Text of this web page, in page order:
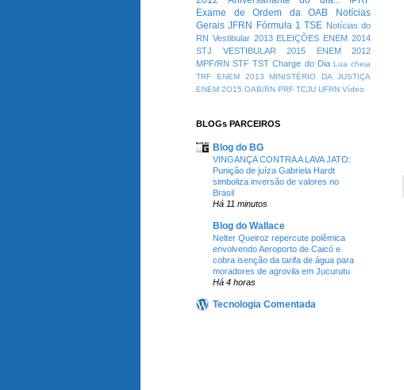
Exame de Ordem da OAB
Notícias
Gerais JFRN Fórmula 1 TSE Notícias do
RN Vestibular 2013 ELEIÇÕES ENEM 2014
STJ
VESTIBULAR 2015
ENEM 2012
MPF/RN STF TST Charge do Dia Lua cheia
TRF
ENEM 2013
MINISTÉRIO DA JUSTIÇA
ENEM 2O15 OAB/RN PRF TCJU UFRN Vídeo
BLOGs PARCEIROS
Blog do BG
VINGANÇA CONTRA A LAVA JATO:
Punição de juíza Gabriela Hardt
simboliza inversão de valores no
Brasil
Há 11 minutos
Blog do Wallace
Nelter Queiroz repercute polêmica
envolvendo Aeroporto de Caicó e
cobra isenção da tarifa de água para
moradores de agrovila em Jucurutu
Há 4 horas
Tecnologia Comentada